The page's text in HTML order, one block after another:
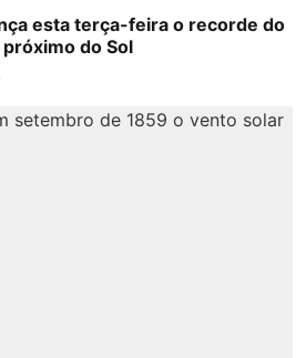
esta terça-feira o recorde do
do Sol